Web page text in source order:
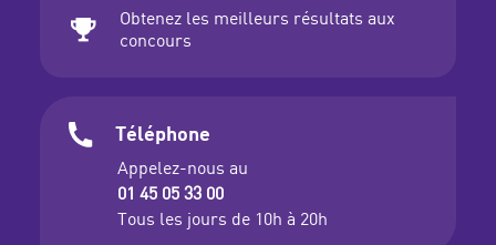
Obtenez les meilleurs résultats aux
concours
Téléphone
Appelez-nous au
01 45 05 33 00
Tous les jours de 10h à 20h